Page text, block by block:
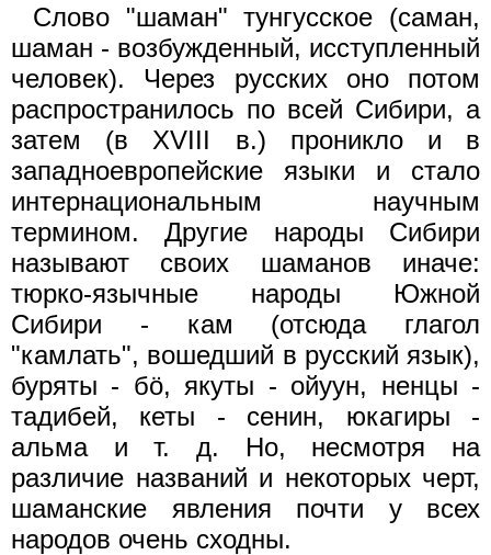
Слово "шаман" тунгусское (саман,
шаман - возбужденный, исступленный
человек). Через русских оно потом
распространилось по всей Сибири, а
затем (в XVIII в.) проникло и в
западноевропейские языки и стало
интернациональным научным
термином. Другие народы Сибири
называют своих шаманов иначе:
тюрко-язычные народы Южной
Сибири - кам (отсюда глагол
"камлать", вошедший в русский язык),
буряты - бö, якуты - ойуун, ненцы -
тадибей, кеты - сенин, юкагиры -
альма и т. д. Но, несмотря на
различие названий и некоторых черт,
шаманские явления почти у всех
народов очень сходны.